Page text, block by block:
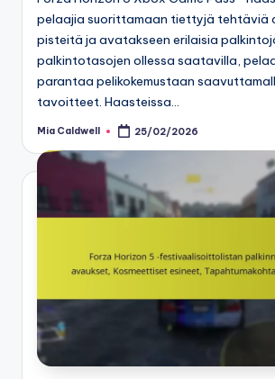
pelaajia suorittamaan tiettyjä tehtäviä
pisteitä ja avatakseen erilaisia
palkintotasojen ollessa saatavilla,
parantaa pelikokemustaan
tavoitteet. Haasteissa…
Posted
Mia Caldwell 25/02/2026